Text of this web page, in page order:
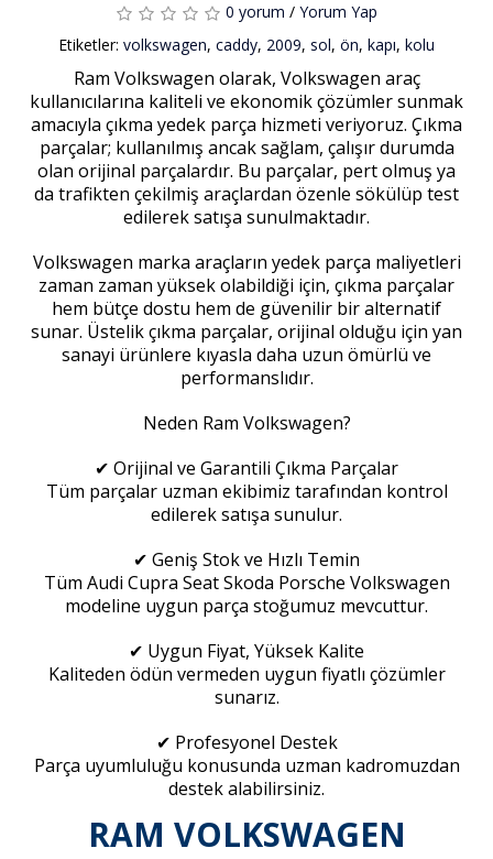
0 yorum / Yorum Yap
Etiketler: volkswagen, caddy, 2009, sol, ön, kapı, kolu
Ram Volkswagen olarak, Volkswagen araç
kullanıcılarına kaliteli ve ekonomik çözümler sunmak
amacıyla çıkma yedek parça hizmeti veriyoruz. Çıkma
parçalar; kullanılmış ancak sağlam, çalışır durumda
olan orijinal parçalardır. Bu parçalar, pert olmuş ya
da trafikten çekilmiş araçlardan özenle sökülüp test
edilerek satışa sunulmaktadır.
Volkswagen marka araçların yedek parça maliyetleri
zaman zaman yüksek olabildiği için, çıkma parçalar
hem bütçe dostu hem de güvenilir bir alternatif
sunar. Üstelik çıkma parçalar, orijinal olduğu için yan
sanayi ürünlere kıyasla daha uzun ömürlü ve
performanslıdır.
Neden Ram Volkswagen?
✔ Orijinal ve Garantili Çıkma Parçalar
Tüm parçalar uzman ekibimiz tarafından kontrol
edilerek satışa sunulur.
✔ Geniş Stok ve Hızlı Temin
Tüm Audi Cupra Seat Skoda Porsche Volkswagen
modeline uygun parça stoğumuz mevcuttur.
✔ Uygun Fiyat, Yüksek Kalite
Kaliteden ödün vermeden uygun fiyatlı çözümler
sunarız.
✔ Profesyonel Destek
Parça uyumluluğu konusunda uzman kadromuzdan
destek alabilirsiniz.
RAM VOLKSWAGEN